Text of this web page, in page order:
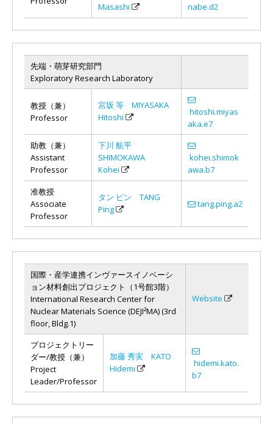
Masashi
nabe.d2
先端・萌芽研究部門
Exploratory Research Laboratory
教授（兼）
Professor
宮坂 等 MIYASAKA
Hitoshi
hitoshi.miyas
aka.e7
助教（兼）
Assistant
Professor
下川 航平
SHIMOKAWA
Kohei
kohei.shimok
awa.b7
准教授
Associate
Professor
タン ピン TANG
Ping
tang.ping.a2
国際・産学連携インヴァースイノベーシ
ョン材料創出プロジェクト（1号館3階）
International Research Center for
Nuclear Materials Science (DEJI²MA) (3rd
floor, Bldg.1)
Website
プロジェクトリー
ダー/教授（兼）
Project
Leader/Professor
加藤 秀実 KATO
Hidemi
hidemi.kato.
b7